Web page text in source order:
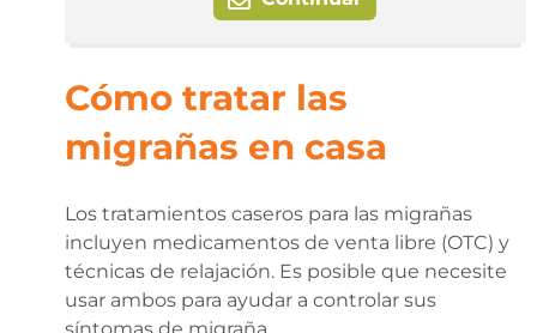
Cómo tratar las
migrañas en casa
Los tratamientos caseros para las migrañas
incluyen medicamentos de venta libre (OTC) y
técnicas de relajación. Es posible que necesite
usar ambos para ayudar a controlar sus
síntomas de migraña.